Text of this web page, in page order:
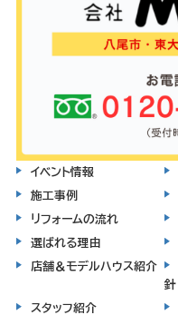
イベント情報
施工事例
リフォームの流れ
選ばれる理由
店舗＆モデルハウス紹介
スタッフ紹介
針